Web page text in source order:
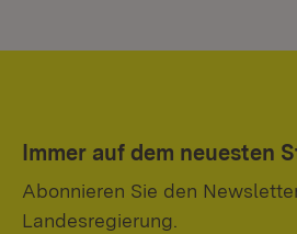
Immer auf dem neuesten
Abonnieren Sie den
Landesregierung.